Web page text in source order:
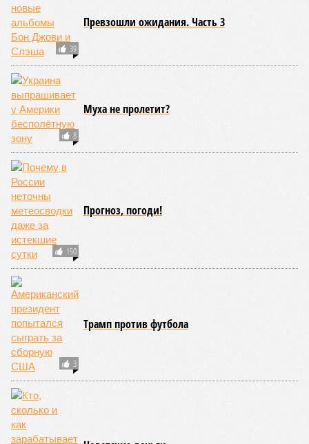
Опубликовано:
Отредактировано:
Украинскому
кандидату в
конгресс США
запретили
приходить на пляж
после драки
рассорить Москву и
КОММЕНТАРИИ
10:12
США разрешили Турции передать Украине ракеты
ATACMS и кассетные боеприпасы
10:11
В Японии впервые за последние годы открыто
назвали США причастными к ядерным
бомбардировкам
10:08
радиостанции для передачи шифровок агентам
09:59
Детство без ИИ назвали привилегией элиты
09:50
В Германии пенсионной политикой недовольны 80%
граждан
Новости smi2.ru